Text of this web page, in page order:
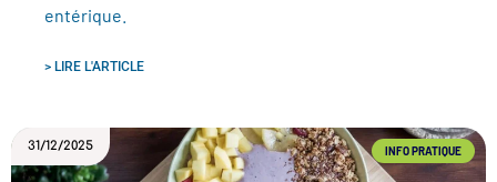
entérique.
> LIRE L'ARTICLE
INFO PRATIQUE
31/12/2025